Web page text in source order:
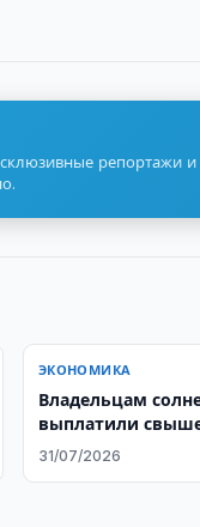
репортажи
ЭКОНОМИКА
Владельцам
выплатили
сумов
31/07/2026